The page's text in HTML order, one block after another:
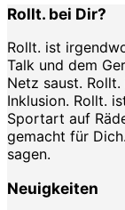
Rollt. bei Dir?
Rollt. ist
Talk und dem
Netz saust.
Inklusion. Rollt.
Sportart auf
gemacht für
sagen.
Neuigkeiten